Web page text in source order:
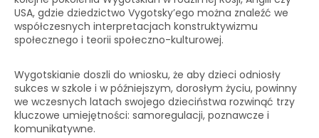
USA, gdzie dziedzictwo Vygotsky’ego można znaleźć we
współczesnych interpretacjach konstruktywizmu
społecznego i teorii społeczno-kulturowej.
Wygotskianie doszli do wniosku, że aby dzieci odniosły
sukces w szkole i w późniejszym, dorosłym życiu, powinny
we wczesnych latach swojego dzieciństwa rozwinąć trzy
kluczowe umiejętności: samoregulacji, poznawcze i
komunikatywne.